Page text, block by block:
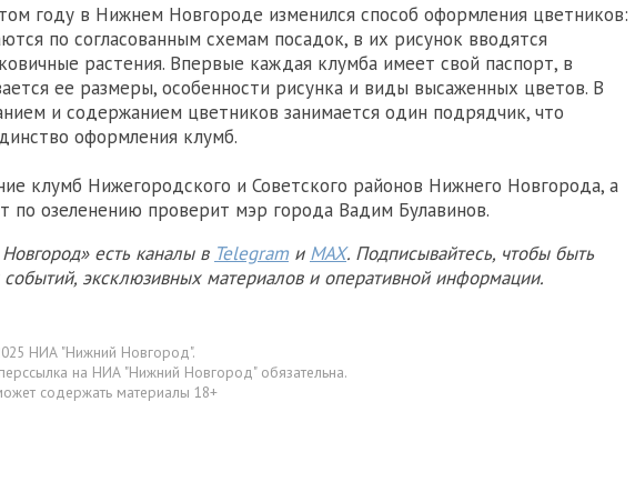
году в Нижнем Новгороде изменился способ оформления цветников:
по согласованным схемам посадок, в их рисунок вводятся
растения. Впервые каждая клумба имеет свой паспорт, в
ее размеры, особенности рисунка и виды высаженных цветов. В
и содержанием цветников занимается один подрядчик, что
оформления клумб.
клумб Нижегородского и Советского районов Нижнего Новгорода, а
по озеленению проверит мэр города Вадим Булавинов.
есть каналы в Telegram и MAX. Подписывайтесь, чтобы быть
событий, эксклюзивных материалов и оперативной информации.
НИА "Нижний Новгород".
на НИА "Нижний Новгород" обязательна.
содержать материалы 18+